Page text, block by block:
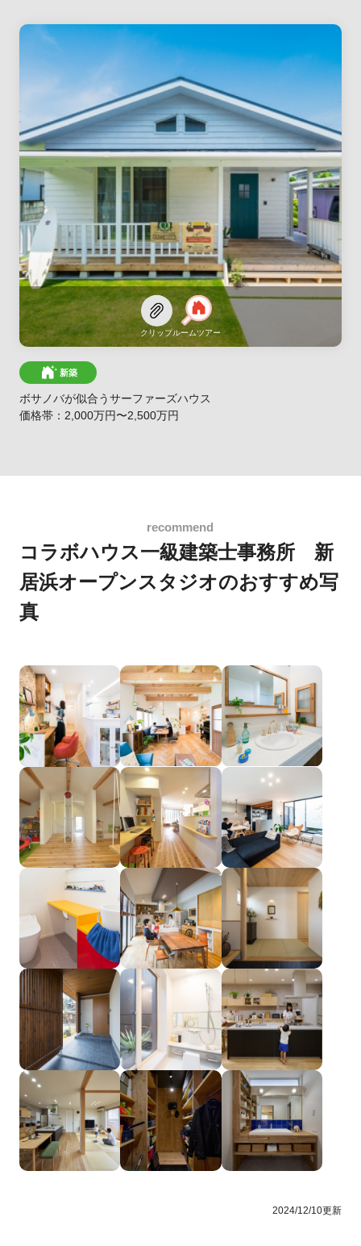
クリップルームツアー
新築
ボサノバが似合うサーファーズハウス
価格帯：2,000万円〜2,500万円
コラボハウス一級建築士事務所 新
居浜オープンスタジオのおすすめ写
真
2024/12/10更新